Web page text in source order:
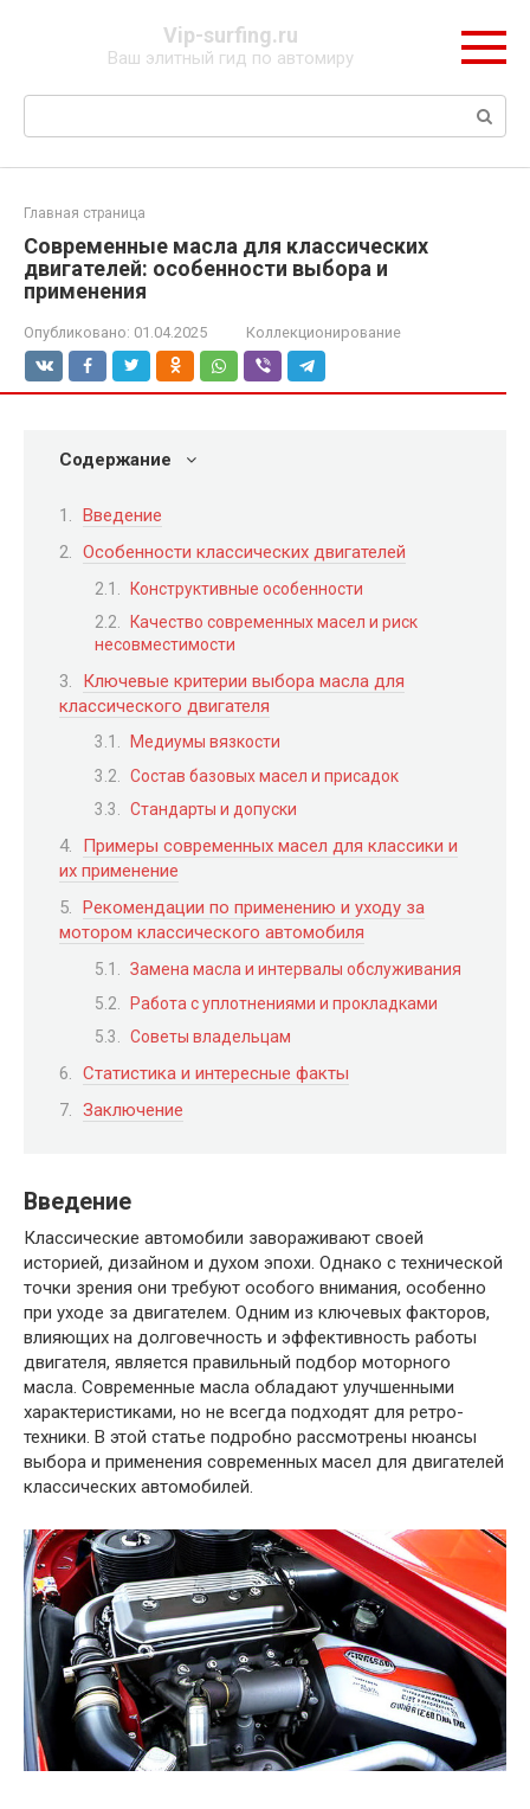
Vip-surfing.ru
Ваш элитный гид по автомиру
Поиск:
Главная страница
Современные масла для классических
двигателей: особенности выбора и
применения
Опубликовано: 01.04.2025 Коллекционирование
Содержание
Введение
Особенности классических двигателей
Конструктивные особенности
Качество современных масел и риск
несовместимости
Ключевые критерии выбора масла для
классического двигателя
Медиумы вязкости
Состав базовых масел и присадок
Стандарты и допуски
Примеры современных масел для классики и
их применение
Рекомендации по применению и уходу за
мотором классического автомобиля
Замена масла и интервалы обслуживания
Работа с уплотнениями и прокладками
Советы владельцам
Статистика и интересные факты
Заключение
Введение
Классические автомобили завораживают своей
историей, дизайном и духом эпохи. Однако с технической
точки зрения они требуют особого внимания, особенно
при уходе за двигателем. Одним из ключевых факторов,
влияющих на долговечность и эффективность работы
двигателя, является правильный подбор моторного
масла. Современные масла обладают улучшенными
характеристиками, но не всегда подходят для ретро-
техники. В этой статье подробно рассмотрены нюансы
выбора и применения современных масел для двигателей
классических автомобилей.